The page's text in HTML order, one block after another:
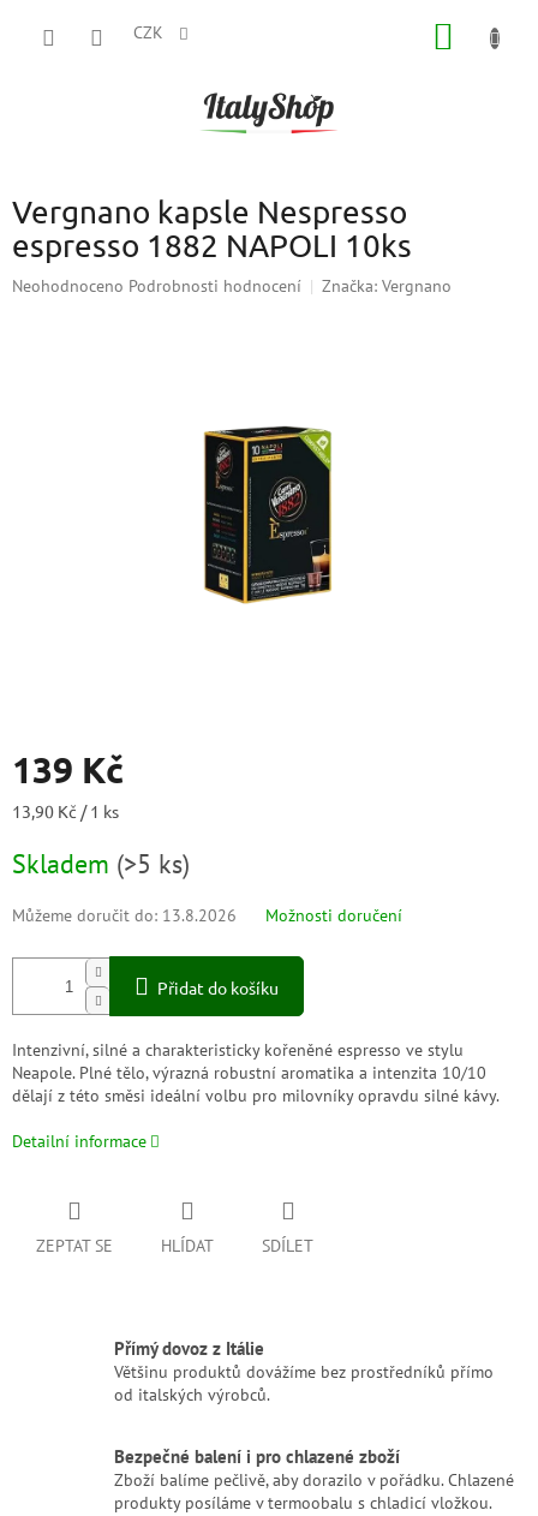
CZK
Vergnano kapsle Nespresso
espresso 1882 NAPOLI 10ks
Průměrné
Neohodnoceno Podrobnosti hodnocení Značka: Vergnano
139 Kč
Měrná
13,90 Kč / 1 ks
Skladem (>5 ks)
Můžeme doručit do: 13.8.2026 Možnosti doručení
Přidat do košíku
Intenzivní, silné a charakteristicky kořeněné espresso ve stylu
Neapole. Plné tělo, výrazná robustní aromatika a intenzita 10/10
dělají z této směsi ideální volbu pro milovníky opravdu silné kávy.
Detailní informace
ZEPTAT SE HLÍDAT SDÍLET
Přímý dovoz z Itálie
Většinu produktů dovážíme bez prostředníků přímo
od italských výrobců.
Bezpečné balení i pro chlazené zboží
Zboží balíme pečlivě, aby dorazilo v pořádku. Chlazené
produkty posíláme v termoobalu s chladicí vložkou.